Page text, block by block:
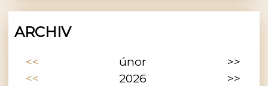
ARCHIV
<< únor
>>
<<
2026
>>